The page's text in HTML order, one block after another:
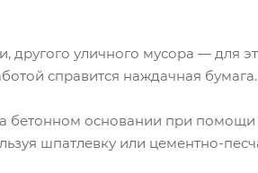
другого уличного мусора — для
справится наждачная бумага.
бетонном основании при
шпатлевку или цементно-